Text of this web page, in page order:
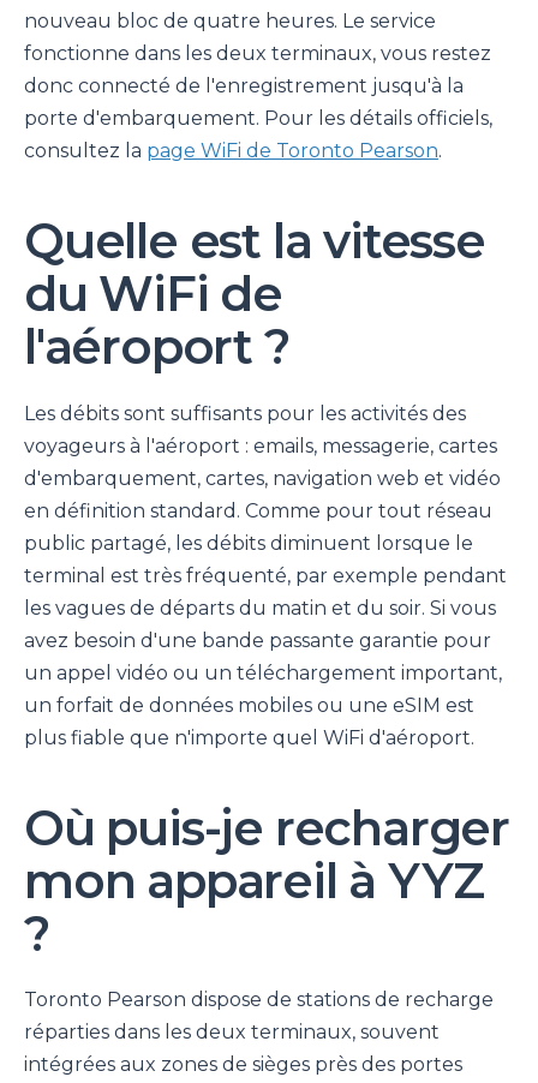
nouveau bloc de quatre heures. Le service
fonctionne dans les deux terminaux, vous restez
donc connecté de l'enregistrement jusqu'à la
porte d'embarquement. Pour les détails officiels,
consultez la page WiFi de Toronto Pearson.
Quelle est la vitesse
du WiFi de
l'aéroport ?
Les débits sont suffisants pour les activités des
voyageurs à l'aéroport : emails, messagerie, cartes
d'embarquement, cartes, navigation web et vidéo
en définition standard. Comme pour tout réseau
public partagé, les débits diminuent lorsque le
terminal est très fréquenté, par exemple pendant
les vagues de départs du matin et du soir. Si vous
avez besoin d'une bande passante garantie pour
un appel vidéo ou un téléchargement important,
un forfait de données mobiles ou une eSIM est
plus fiable que n'importe quel WiFi d'aéroport.
Où puis-je recharger
mon appareil à YYZ
?
Toronto Pearson dispose de stations de recharge
réparties dans les deux terminaux, souvent
intégrées aux zones de sièges près des portes